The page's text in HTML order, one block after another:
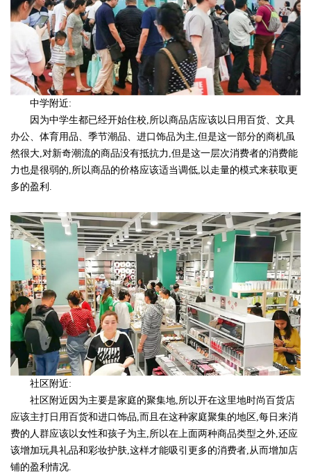
中学附近:
因为中学生都已经开始住校,所以商品店应该以日用百货、文具
办公、体育用品、季节潮品、进口饰品为主,但是这一部分的商机虽
然很大,对新奇潮流的商品没有抵抗力,但是这一层次消费者的消费能
力也是很弱的,所以商品的价格应该适当调低,以走量的模式来获取更
多的盈利.
社区附近:
社区附近因为主要是家庭的聚集地,所以开在这里地时尚百货店
应该主打日用百货和进口饰品,而且在这种家庭聚集的地区,每日来消
费的人群应该以女性和孩子为主,所以在上面两种商品类型之外,还应
该增加玩具礼品和彩妆护肤,这样才能吸引更多的消费者,从而增加店
铺的盈利情况.